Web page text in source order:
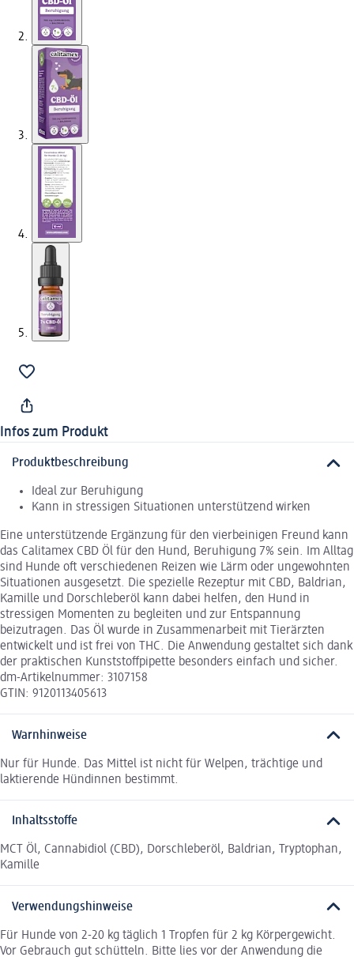
Infos zum Produkt
Produktbeschreibung
Ideal zur Beruhigung
Kann in stressigen Situationen unterstützend wirken
Eine unterstützende Ergänzung für den vierbeinigen Freund kann
das Calitamex CBD Öl für den Hund, Beruhigung 7% sein. Im Alltag
sind Hunde oft verschiedenen Reizen wie Lärm oder ungewohnten
Situationen ausgesetzt. Die spezielle Rezeptur mit CBD, Baldrian,
Kamille und Dorschleberöl kann dabei helfen, den Hund in
stressigen Momenten zu begleiten und zur Entspannung
beizutragen. Das Öl wurde in Zusammenarbeit mit Tierärzten
entwickelt und ist frei von THC. Die Anwendung gestaltet sich dank
der praktischen Kunststoffpipette besonders einfach und sicher.
dm-Artikelnummer: 3107158
GTIN: 9120113405613
Warnhinweise
Nur für Hunde. Das Mittel ist nicht für Welpen, trächtige und
laktierende Hündinnen bestimmt.
Inhaltsstoffe
MCT Öl, Cannabidiol (CBD), Dorschleberöl, Baldrian, Tryptophan,
Kamille
Verwendungshinweise
Für Hunde von 2-20 kg täglich 1 Tropfen für 2 kg Körpergewicht.
Vor Gebrauch gut schütteln. Bitte lies vor der Anwendung die